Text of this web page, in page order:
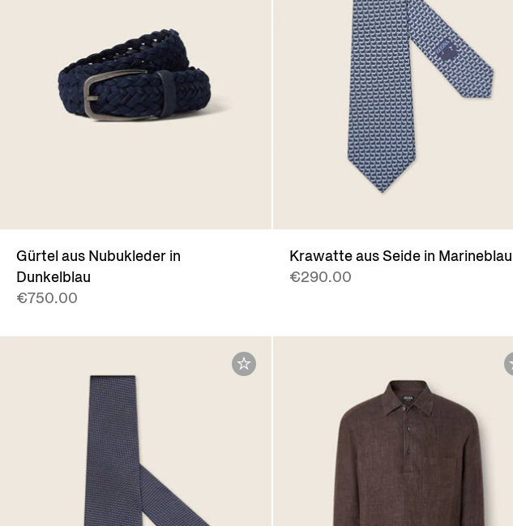
Gürtel aus Nubukleder in
Dunkelblau
€750.00
Krawatte aus Seide in Marineblau
€290.00